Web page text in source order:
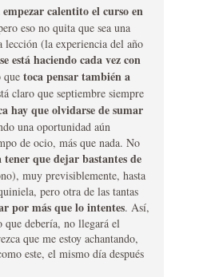
las
calentito el curso en
eso no quita que sea una
lección (la experiencia del año
está haciendo cada vez con
que toca pensar también a
claro que septiembre siempre
hay que olvidarse de sumar
una oportunidad aún
de ocio, más que nada. No
tener que dejar bastantes de
muy previsiblemente, hasta
pero otra de las tantas
por más que lo intentes. Así,
que debería, no llegará el
que me estoy achantando,
este, el mismo día después